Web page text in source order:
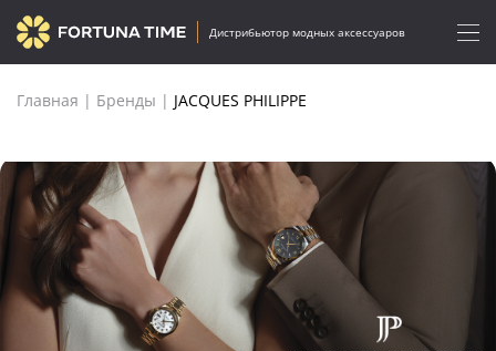
Дистрибьютор модных аксессуаров
Главная | Бренды | JACQUES PHILIPPE